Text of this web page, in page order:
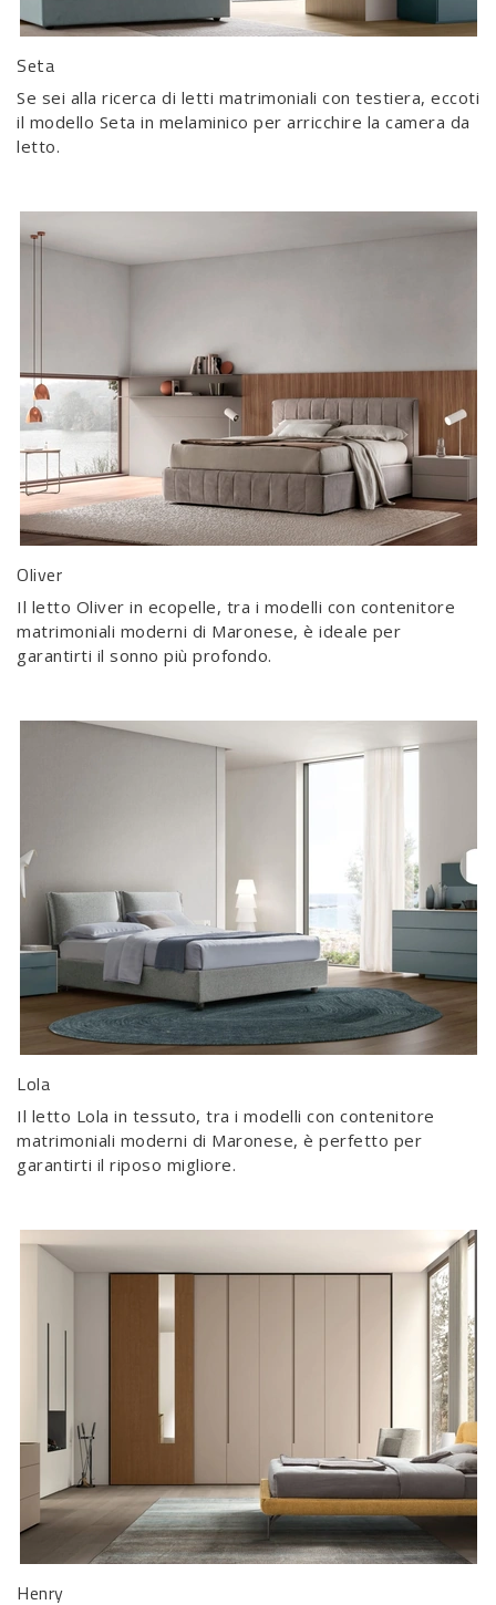
Seta
Se sei alla ricerca di letti matrimoniali con testiera, eccoti
il modello Seta in melaminico per arricchire la camera da
letto.
Oliver
Il letto Oliver in ecopelle, tra i modelli con contenitore
matrimoniali moderni di Maronese, è ideale per
garantirti il sonno più profondo.
Lola
Il letto Lola in tessuto, tra i modelli con contenitore
matrimoniali moderni di Maronese, è perfetto per
garantirti il riposo migliore.
Henry